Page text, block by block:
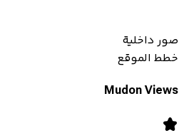
صور داخلية
خطط الموقع
Mudon Views